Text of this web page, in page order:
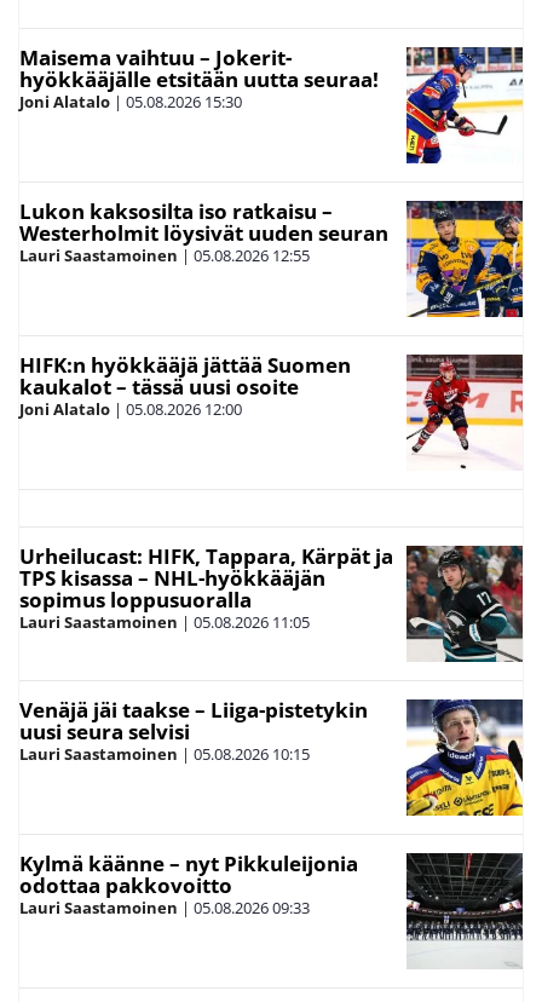
Maisema vaihtuu – Jokerit-
hyökkääjälle etsitään uutta seuraa!
Joni Alatalo | 05.08.2026 15:30
Lukon kaksosilta iso ratkaisu –
Westerholmit löysivät uuden seuran
Lauri Saastamoinen | 05.08.2026 12:55
HIFK:n hyökkääjä jättää Suomen
kaukalot – tässä uusi osoite
Joni Alatalo | 05.08.2026 12:00
Urheilucast: HIFK, Tappara, Kärpät ja
TPS kisassa – NHL-hyökkääjän
sopimus loppusuoralla
Lauri Saastamoinen | 05.08.2026 11:05
Venäjä jäi taakse – Liiga-pistetykin
uusi seura selvisi
Lauri Saastamoinen | 05.08.2026 10:15
Kylmä käänne – nyt Pikkuleijonia
odottaa pakkovoitto
Lauri Saastamoinen | 05.08.202609:33